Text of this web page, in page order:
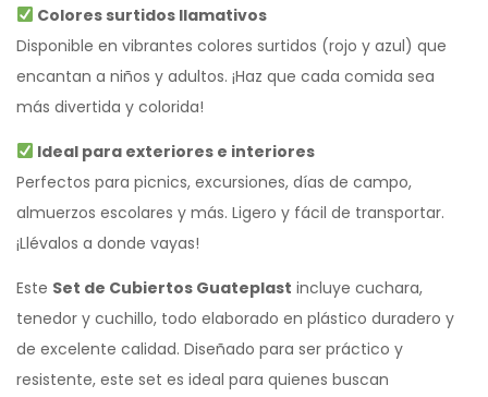
Colores surtidos llamativos
Disponible en vibrantes colores surtidos (rojo y azul) que
encantan a niños y adultos. ¡Haz que cada comida sea
más divertida y colorida!
Ideal para exteriores e interiores
Perfectos para picnics, excursiones, días de campo,
almuerzos escolares y más. Ligero y fácil de transportar.
¡Llévalos a donde vayas!
Este Set de Cubiertos Guateplast incluye cuchara,
tenedor y cuchillo, todo elaborado en plástico duradero y
de excelente calidad. Diseñado para ser práctico y
resistente, este set es ideal para quienes buscan